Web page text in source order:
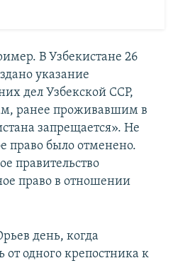
В Узбекистане 26
указание
дел Узбекской ССР,
ранее проживавшим в
запрещается». Не
право было отменено.
правительство
право в отношении
день, когда
от одного крепостника к